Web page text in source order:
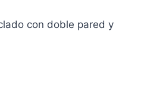
con doble pared y